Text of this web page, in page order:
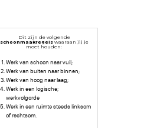
Dit zijn de volgende
schoonmaakregels waaraan jij je
moet houden:
Werk van schoon naar vuil;
Werk van buiten naar binnen;
Werk van hoog naar laag;
Werk in een logische;
werkvolgorde
Werk in een ruimte steeds linksom
of rechtsom.